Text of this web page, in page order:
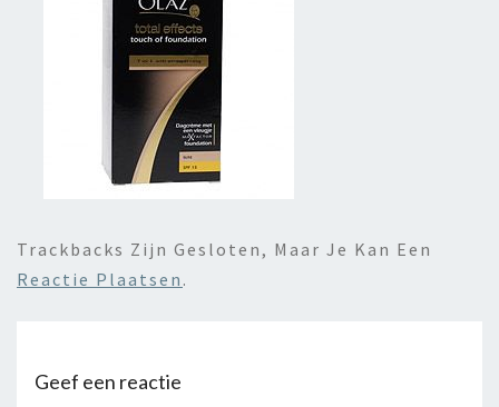
Trackbacks Zijn Gesloten, Maar Je Kan Een
Reactie Plaatsen .
Geef een reactie